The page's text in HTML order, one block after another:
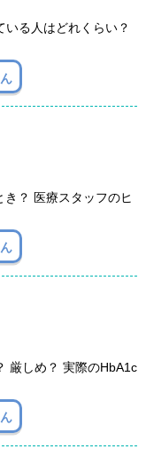
る人はどれくらい？
？ 医療スタッフのヒ
厳しめ？ 実際のHbA1c